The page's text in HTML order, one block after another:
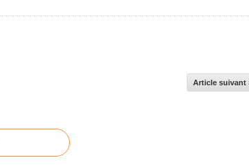
Article suivant